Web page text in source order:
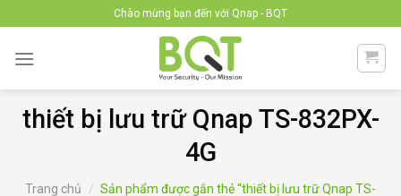
to
content
Chào mừng bạn đến với Qnap - BQT
thiết bị lưu trữ Qnap TS-832PX-
4G
Trang chủ / Sản phẩm được gắn thẻ “thiết bị lưu trữ Qnap TS-